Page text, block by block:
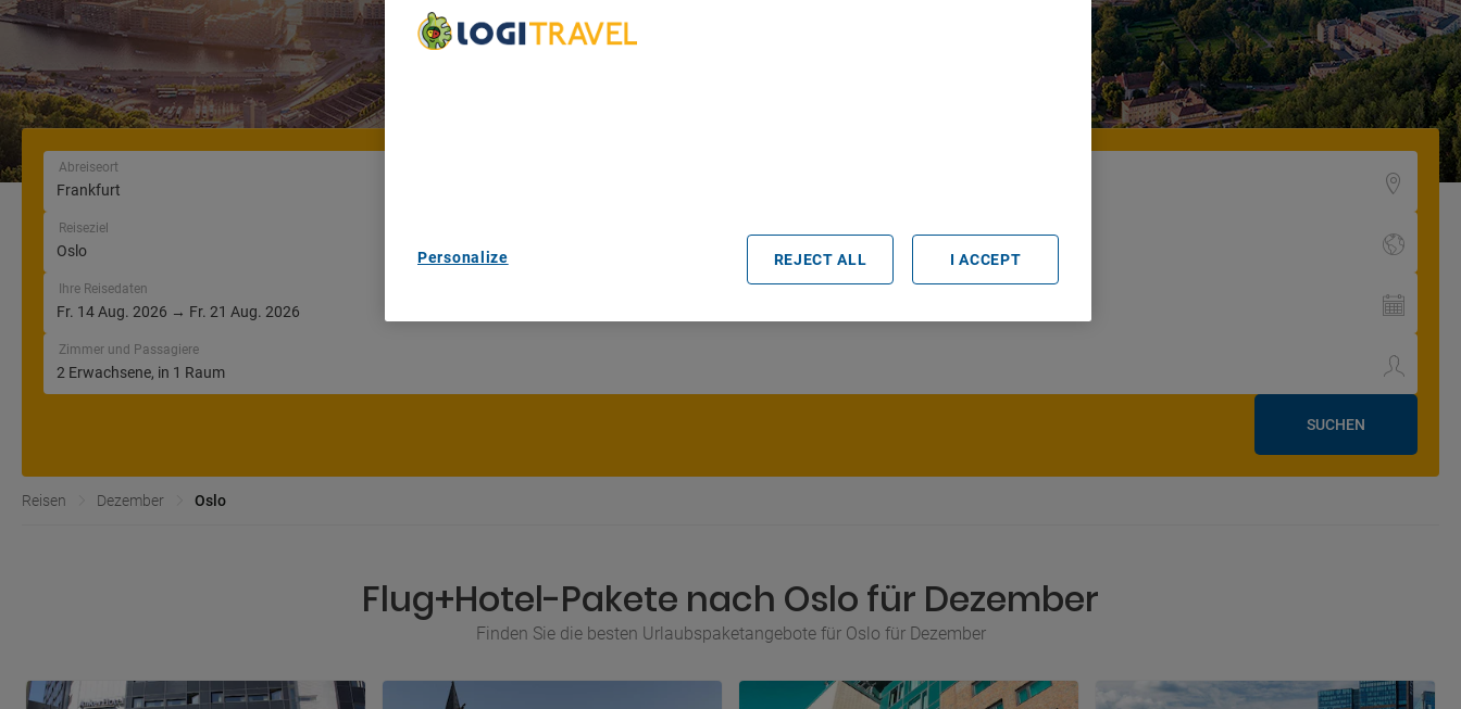
Abreiseort
Reiseziel
Ihre Reisedaten
Zimmer und Passagiere
SUCHEN
Reisen Dezember Oslo
Flug+Hotel-Pakete nach Oslo für Dezember
Finden Sie die besten Urlaubspaketangebote für Oslo für Dezember
Personalize REJECT ALL I ACCEPT